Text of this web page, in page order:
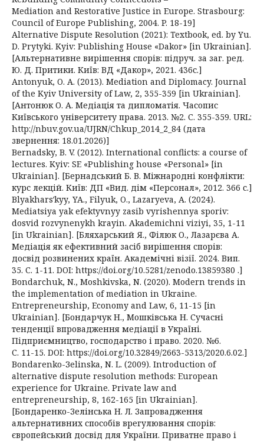
Mediation and Restorative Justice in Europe. Strasbourg:
Council of Europe Publishing, 2004. P. 18-19]
Alternative Dispute Resolution (2021): Textbook, ed. by Yu.
D. Prytyki. Kyiv: Publishing House «Dakor» [in Ukrainian].
[Альтернативне вирішення спорів: підруч. за заг. ред.
Ю. Д. Притики. Київ: ВД «Дакор», 2021. 436с.]
Antonyuk, O. A. (2013). Mediation and Diplomacy. Journal
of the Kyiv University of Law, 2, 355-359 [in Ukrainian].
[Антонюк О. А. Медіація та дипломатія. Часопис
Київського університету права. 2013. №2. С. 355-359. URL:
http://nbuv.gov.ua/UJRN/Chkup_2014_2_84 (дата
звернення: 18.01.2026)]
Bernadsky, B. V. (2012). International conflicts: a course of
lectures. Kyiv: SE «Publishing house «Personal» [in
Ukrainian]. [Бернадський Б. В. Міжнародні конфлікти:
курс лекцій. Київ: ДП «Вид. дім «Персонал», 2012. 366 с.]
Blyakharsʹkyy, YA., Filyuk, O., Lazaryeva, A. (2024).
Mediatsiya yak efektyvnyy zasib vyrishennya sporiv:
dosvid rozvynenykh krayin. Akademichni viziyi, 35, 1-11
[in Ukrainian]. [Бляхарський Я., Філюк О., Лазарєва А.
Медіація як ефективний засіб вирішення спорів:
досвід розвинених країн. Академічні візії. 2024. Вип.
35. С. 1-11. DOI: https://doi.org/10.5281/zenodo.13859380 .]
Bondarchuk, N., Moshkivska, N. (2020). Modern trends in
the implementation of mediation in Ukraine.
Entrepreneurship, Economy and Law, 6, 11-15 [in
Ukrainian]. [Бондарчук Н., Мошківська Н. Сучасні
тенденції впровадження медіації в Україні.
Підприємництво, господарство і право. 2020. №6.
С. 11-15. DOI: https://doi.org/10.32849/2663-5313/2020.6.02.]
Bondarenko-Зelinska, N. L. (2009). Introduction of
alternative dispute resolution methods: European
experience for Ukraine. Private law and
entrepreneurship, 8, 162-165 [in Ukrainian].
[Бондаренко-Зелінська Н. Л. Запровадження
альтернативних способів врегулювання спорів:
європейський досвід для України. Приватне право і